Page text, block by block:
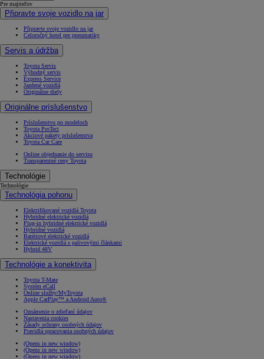
Pre majiteľov
Připravte svoje vozidlo na jar
Připravte svoje vozidlo na jar
Celoročný hotel pre pneumatiky
Servis a údržba
Toyota Servis
Výhodný servis
Express Service
Jazdené vozidlá
Originálne diely
Originálne príslušenstvo
Príslušenstvo po modeloch
Toyota ProTect
Akciové pakety príslušenstva
Toyota Car Care
Online objednanie do servisu
Transparentné ceny Toyota
Technológie
Technológie
Technológia pohonu
Elektrifikované vozidlá Toyota
Hybridné elektrické vozidlá
Plug-in hybridné elektrické vozidlá
Hybridné vozidlá
Batériové elektrické vozidlá
Elektrické vozidlá s palivovými článkami
Hybrid 48V
Technológie a konektivita
Toyota T-Mate
Systém eCall
Online služby/MyToyota
Apple CarPlay™ a Android Auto®
Oznámenie o zdieľaní údajov
Nastavenia cookies
Zásady ochrany osobných údajov
Pravidlá spracovania osobných údajov
(Opens in new window)
(Opens in new window)
(Opens in new window)